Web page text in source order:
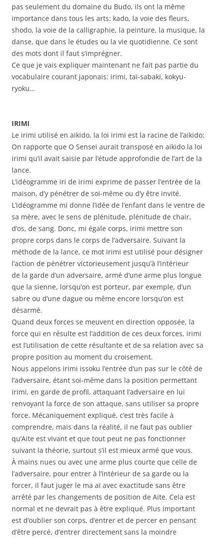
pas seulement du domaine du Budo, ils ont la même
importance dans tous les arts: kado, la voie des fleurs,
shodo, la voie de la calligraphie, la peinture, la musique, la
danse, que dans le études ou la vie quotidienne. Ce sont
des mots dont il faut s’imprégner.
Ce que je vais expliquer maintenant ne fait pas partie du
vocabulaire courant japonais: irimi, taï-sabaki, kokyu-
ryoku…
IRIMI
Le irimi utilisé en aikido, la loi irimi est la racine de l’aikido:
On rapporte que O Sensei aurait transposé en aikido la loi
irimi qu’il avait saisie par l’étude approfondie de l’art de la
lance.
L’idéogramme iri de irimi exprime de passer l’entrée de la
maison, d’y pénétrer de soi-même ou d’y être invité.
L’idéogramme mi donne l’idée de l’enfant dans le ventre de
sa mère, avec le sens de plénitude, plénitude de chair,
d’os, de sang. Donc, mi égale corps, irimi mettre son
propre corps dans le corps de l’adversaire. Suivant la
méthode de la lance, ce mot irimi est utilisé pour désigner
l’action de pénétrer victorieusement jusqu’à l’intérieur
de la garde d’un adversaire, armé d’une arme plus longue
que la sienne, lorsqu’on est porteur, par exemple, d’un
sabre ou d’une dague ou même encore lorsqu’on est
désarmé.
Quand deux forces se meuvent en direction opposée, la
force qui en résulte est l’addition de ces deux forces, irimi
est l’utilisation de cette résultante et de sa relation avec sa
propre position au moment du croisement.
Nous appelons irimi issoku l’entrée d’un pas sur le côté de
l’adversaire, étant soi-même dans la position permettant
irimi, en garde de profil, attaquant l’adversaire en lui
renvoyant la force de son attaque, sans utiliser sa propre
force. Mécaniquement expliqué, c’est très facile à
comprendre, mais dans la réalité, il ne faut pas oublier
qu’Aite est vivant et que tout peut ne pas fonctionner
suivant la théorie, surtout s’il est mieux armé que vous.
À mains nues ou avec une arme plus courte que celle de
l’adversaire, pour entrer à l’intérieur de sa garde ou la
forcer, il faut juger le ma aï avec exactitude sans être
arrêté par les changements de position de Aite. Cela est
normal et ne devrait pas à être expliqué. Plus important
est d’oublier son corps, d’entrer et de percer en pensant
d’être percé, d’entrer directement sans la moindre